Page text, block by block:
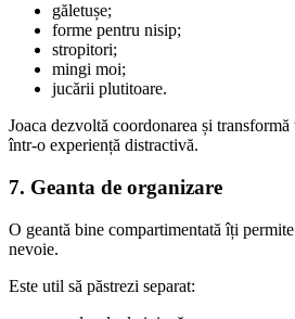
găletușe;
forme pentru nisip;
stropitori;
mingi moi;
jucării plutitoare.
Joaca dezvoltă coordonarea și
într-o experiență distractivă.
7. Geanta de organizare
O geantă bine compartimentată îți
nevoie.
Este util să păstrezi separat: